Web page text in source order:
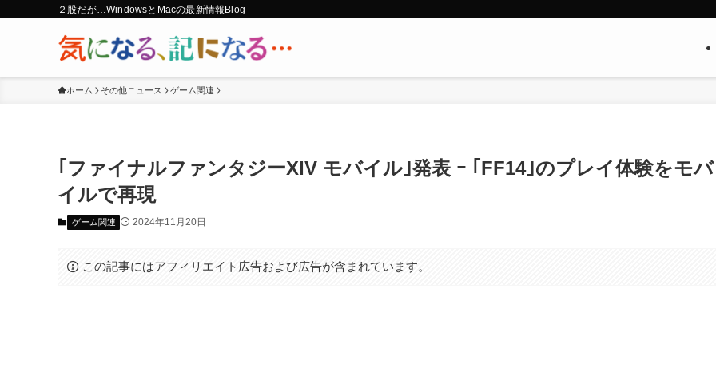
２股だが…WindowsとMacの最新情報Blog
ホーム その他ニュース ゲーム関連
｢ファイナルファンタジーXIV モバイル｣発表 ｰ ｢FF14｣のプレイ体験をモバ
イルで再現
ゲーム関連 2024年11月20日
この記事にはアフィリエイト広告および広告が含まれています。